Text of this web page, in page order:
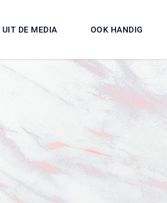
UIT DE MEDIA OOK HANDIG